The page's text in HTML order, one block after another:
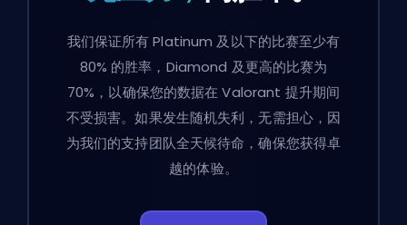
我们保证所有 Platinum 及以下的比赛至少有
80% 的胜率，Diamond 及更高的比赛为
70%，以确保您的数据在 Valorant 提升期间
不受损害。如果发生随机失利，无需担心，因
为我们的支持团队全天候待命，确保您获得卓
越的体验。